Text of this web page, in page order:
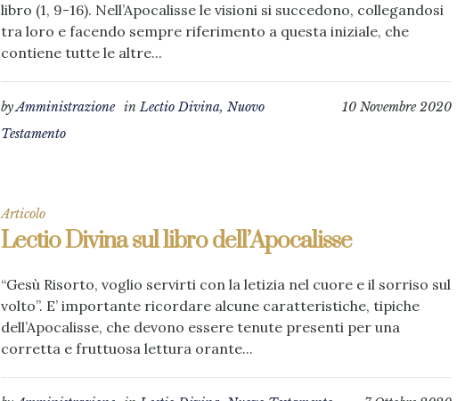
libro (1, 9-16). Nell’Apocalisse le visioni si succedono, collegandosi
tra loro e facendo sempre riferimento a questa iniziale, che
contiene tutte le altre...
10 Novembre 2020
byAmministrazione inLectio Divina, Nuovo
Testamento
Articolo
Lectio Divina sul libro dell’Apocalisse
“Gesù Risorto, voglio servirti con la letizia nel cuore e il sorriso sul
volto”. E’ importante ricordare alcune caratteristiche, tipiche
dell’Apocalisse, che devono essere tenute presenti per una
corretta e fruttuosa lettura orante...